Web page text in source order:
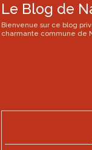
Le Blog de
Bienvenue sur ce blog
charmante commune de